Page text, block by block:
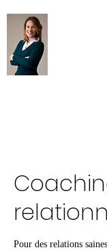
Pour des relations